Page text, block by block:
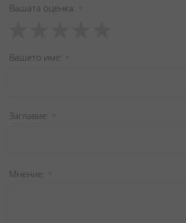
Вашата оценка
star
stars
stars
stars
stars
Вашето име
Заглавиe
Мнение